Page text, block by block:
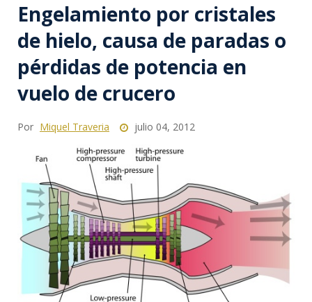
Engelamiento por cristales
de hielo, causa de paradas o
pérdidas de potencia en
vuelo de crucero
Por Miquel Traveria julio 04, 2012